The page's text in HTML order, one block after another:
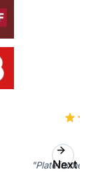
"Plateforme
Next